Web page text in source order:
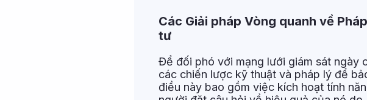
Các Giải pháp Vòng quanh về
tư
Để đối phó với mạng lưới giám sát ngày
các chiến lược kỹ thuật và pháp lý để
điều này bao gồm việc kích hoạt tính